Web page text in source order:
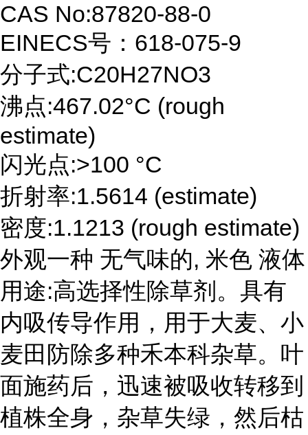
CAS No:87820-88-0
EINECS号：618-075-9
分子式:C20H27NO3
沸点:467.02°C (rough
estimate)
闪光点:>100 °C
折射率:1.5614 (estimate)
密度:1.1213 (rough estimate)
外观一种 无气味的, 米色 液体
用途:高选择性除草剂。具有
内吸传导作用，用于大麦、小
麦田防除多种禾本科杂草。叶
面施药后，迅速被吸收转移到
植株全身，杂草失绿，然后枯